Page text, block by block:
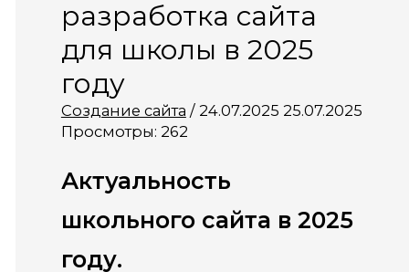
разработка сайта
для школы в 2025
году
Создание сайта / 24.07.2025 25.07.2025
Просмотры: 262
Актуальность
школьного сайта в 2025
году.